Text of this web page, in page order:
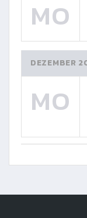
MO
DEZEMBER
MO